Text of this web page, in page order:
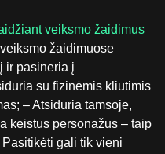
žaidimuose
ir pasineria į
su fizinėmis kliūtimis
– Atsiduria tamsoje,
keistus personažus – taip
gali tik vieni